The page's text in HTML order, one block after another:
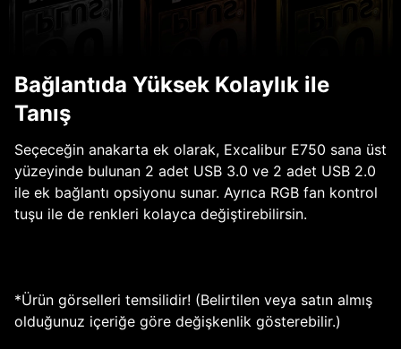
Bağlantıda Yüksek Kolaylık ile
Tanış
Seçeceğin anakarta ek olarak, Excalibur E750 sana üst
yüzeyinde bulunan 2 adet USB 3.0 ve 2 adet USB 2.0
ile ek bağlantı opsiyonu sunar. Ayrıca RGB fan kontrol
tuşu ile de renkleri kolayca değiştirebilirsin.
*Ürün görselleri temsilidir! (Belirtilen veya satın almış
olduğunuz içeriğe göre değişkenlik gösterebilir.)